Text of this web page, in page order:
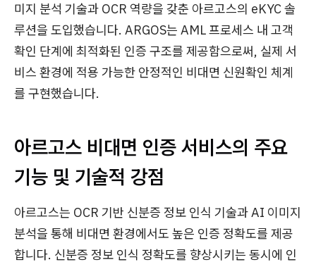
미지 분석 기술과 OCR 역량을 갖춘 아르고스의 eKYC 솔
루션을 도입했습니다. ARGOS는 AML 프로세스 내 고객
확인 단계에 최적화된 인증 구조를 제공함으로써, 실제 서
비스 환경에 적용 가능한 안정적인 비대면 신원확인 체계
를 구현했습니다.
아르고스 비대면 인증 서비스의 주요
기능 및 기술적 강점
아르고스는 OCR 기반 신분증 정보 인식 기술과 AI 이미지
분석을 통해 비대면 환경에서도 높은 인증 정확도를 제공
합니다. 신분증 정보 인식 정확도를 향상시키는 동시에 인